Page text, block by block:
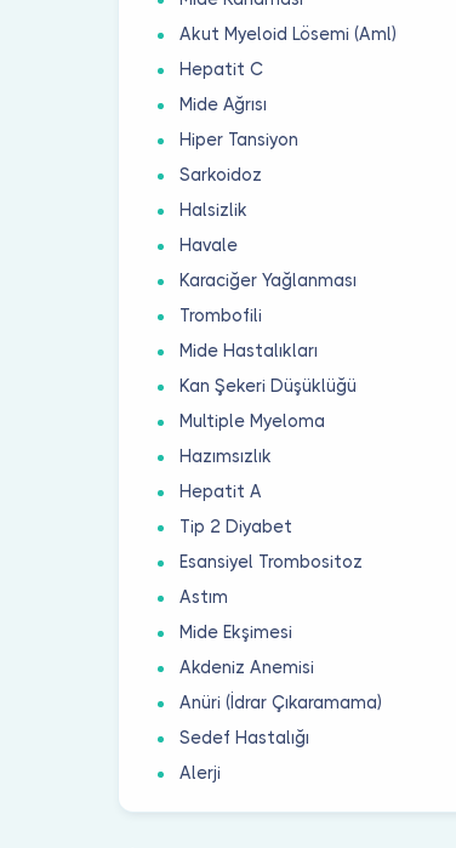
Akut Myeloid Lösemi (Aml)
Hepatit C
Mide Ağrısı
Hiper Tansiyon
Sarkoidoz
Halsizlik
Havale
Karaciğer Yağlanması
Trombofili
Mide Hastalıkları
Kan Şekeri Düşüklüğü
Multiple Myeloma
Hazımsızlık
Hepatit A
Tip 2 Diyabet
Esansiyel Trombositoz
Astım
Mide Ekşimesi
Akdeniz Anemisi
Anüri (İdrar Çıkaramama)
Sedef Hastalığı
Alerji